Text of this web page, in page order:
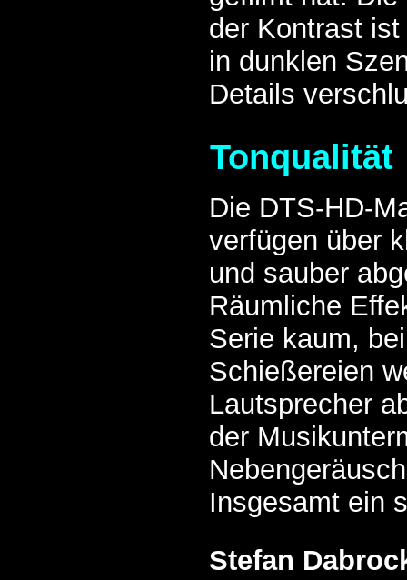
der Kontrast
in dunklen
Details
Tonqualität
Die DTS-HD-
verfügen über
und sauber
Räumliche
Serie kaum,
Schießereien
Lautsprecher
der
Insgesamt ein
Stefan